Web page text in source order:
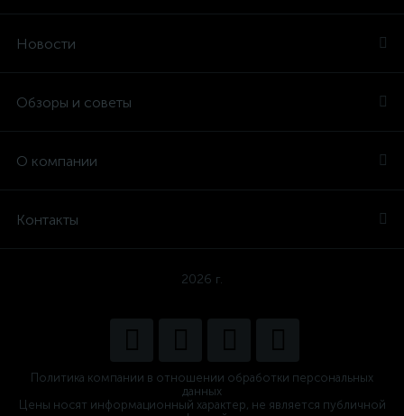
Новости
Обзоры и советы
О компании
Контакты
2026 г.
Политика компании в отношении обработки персональных
данных
Цены носят информационный характер, не является публичной